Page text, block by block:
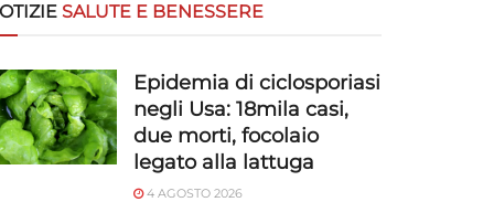
SALUTE E BENESSERE
Epidemia di ciclosporiasi
negli Usa: 18mila casi,
due morti, focolaio
legato alla lattuga
4 AGOSTO 2026